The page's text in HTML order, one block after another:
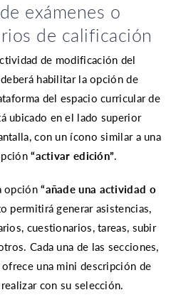
exámenes o
de calificación
de modificación del
habilitar la opción de
del espacio curricular de
ubicado en el lado superior
con un ícono similar a una
“activar edición”.
opción“añade una actividad o
permitirá generar asistencias,
cuestionarios, tareas, subir
Cada una de las secciones,
ofrece una mini descripción de
con su selección.